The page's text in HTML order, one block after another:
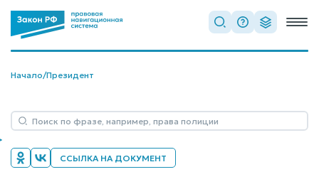
Начало/Президент
ССЫЛКА НА ДОКУМЕНТ